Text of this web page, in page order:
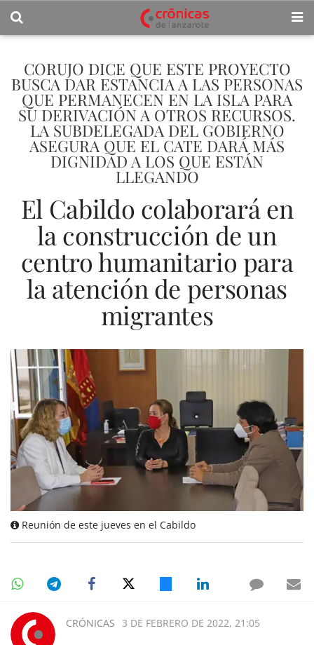
CORUJO DICE QUE ESTE PROYECTO
BUSCA DAR ESTANCIA A LAS PERSONAS
QUE PERMANECEN EN LA ISLA PARA
SU DERIVACIÓN A OTROS RECURSOS.
LA SUBDELEGADA DEL GOBIERNO
ASEGURA QUE EL CATE DARÁ MÁS
DIGNIDAD A LOS QUE ESTÁN
LLEGANDO
El Cabildo colaborará en
la construcción de un
centro humanitario para
la atención de personas
migrantes
Reunión de este jueves en el Cabildo
CRÓNICAS 3 DE FEBRERO DE 2022, 21:05